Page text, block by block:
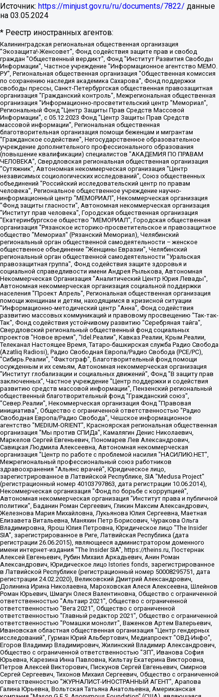
Источник: https://minjust.gov.ru/ru/documents/7822/ данные
на 03.05.2024
* Реестр иностранных агентов:
Калининградская региональная общественная организация "Экозащита!-Женсовет", Фонд содействия защите прав и свобод граждан "Общественный вердикт", Фонд "Институт Развития Свободы Информации", Частное учреждение "Информационное агентство МЕМО. РУ", Региональная общественная организация "Общественная комиссия по сохранению наследия академика Сахарова", Фонд поддержки свободы прессы, Санкт-Петербургская общественная правозащитная организация "Гражданский контроль", Межрегиональная общественная организация "Информационно-просветительский центр "Мемориал", Региональный Фонд "Центр Защиты Прав Средств Массовой Информации", с 05.12.2023 Фонд "Центр Защиты Прав Средств массовой информации", Региональная общественная благотворительная организация помощи беженцам и мигрантам "Гражданское содействие", Негосударственное образовательное учреждение дополнительного профессионального образования (повышение квалификации) специалистов "АКАДЕМИЯ ПО ПРАВАМ ЧЕЛОВЕКА", Свердловская региональная общественная организация "Сутяжник", Автономная некоммерческая организация "Центр независимых социологических исследований", Союз общественных объединений "Российский исследовательский центр по правам человека", Региональное общественное учреждение научно-информационный центр "МЕМОРИАЛ", Некоммерческая организация "Фонд защиты гласности", Автономная некоммерческая организация "Институт прав человека", Городская общественная организация "Екатеринбургское общество "МЕМОРИАЛ", Городская общественная организация "Рязанское историко-просветительское и правозащитное общество "Мемориал" (Рязанский Мемориал), Челябинский региональный орган общественной самодеятельности – женское общественное объединение "Женщины Евразии", Челябинский региональный орган общественной самодеятельности "Уральская правозащитная группа", Фонд содействия защите здоровья и социальной справедливости имени Андрея Рылькова, Автономная Некоммерческая Организация "Аналитический Центр Юрия Левады", Автономная некоммерческая организация социальной поддержки населения "Проект Апрель", Региональная общественная организация помощи женщинам и детям, находящимся в кризисной ситуации "Информационно-методический центр "Анна", Фонд содействия развитию массовых коммуникаций и правовому просвещению "Так-так-Так", Фонд содействия устойчивому развитию "Серебряная тайга", Свердловский региональный общественный фонд социальных проектов "Новое время", "Idel.Реалии", Кавказ.Реалии, Крым.Реалии, Телеканал Настоящее Время, Татаро-башкирская служба Радио Свобода (Azatliq Radiosi), Радио Свободная Европа/Радио Свобода (PCE/PC), "Сибирь.Реалии", "Фактограф", Благотворительный фонд помощи осужденным и их семьям, Автономная некоммерческая организация "Институт глобализации и социальных движений", Фонд "В защиту прав заключенных", Частное учреждение "Центр поддержки и содействия развитию средств массовой информации", Пензенский региональный общественный благотворительный фонд "Гражданский союз", "Север.Реалии", Некоммерческая организация Фонд "Правовая инициатива", Общество с ограниченной ответственностью "Радио Свободная Европа/Радио Свобода", Чешское информационное агентство "MEDIUM-ORIENT", Красноярская региональная общественная организация "Мы против СПИДа", Камалягин Денис Николаевич, Маркелов Сергей Евгеньевич, Пономарев Лев Александрович, Савицкая Людмила Алексеевна, Автономная некоммерческая организация "Центр по работе с проблемой насилия "НАСИЛИЮ.НЕТ", Межрегиональный профессиональный союз работников здравоохранения "Альянс врачей", Юридическое лицо, зарегистрированное в Латвийской Республике, SIA "Medusa Project" (регистрационный номер 40103797863, дата регистрации 10.06.2014), Некоммерческая организация "Фонд по борьбе с коррупцией", Автономная некоммерческая организация "Институт права и публичной политики", Баданин Роман Сергеевич, Гликин Максим Александрович, Железнова Мария Михайловна, Лукьянова Юлия Сергеевна, Маетная Елизавета Витальевна, Маняхин Петр Борисович, Чуракова Ольга Владимировна, Ярош Юлия Петровна, Юридическое лицо "The Insider SIA", зарегистрированное в Риге, Латвийская Республика (дата регистрации 26.06.2015), являющееся администратором доменного имени интернет-издания "The Insider SIA", https://theins.ru, Постернак Алексей Евгеньевич, Рубин Михаил Аркадьевич, Анин Роман Александрович, Юридическое лицо Istories fonds, зарегистрированное в Латвийской Республике (регистрационный номер 50008295751, дата регистрации 24.02.2020), Великовский Дмитрий Александрович, Долинина Ирина Николаевна, Мароховская Алеся Алексеевна, Шлейнов Роман Юрьевич, Шмагун Олеся Валентиновна, Общество с ограниченной ответственностью "Альтаир 2021", Общество с ограниченной ответственностью "Вега 2021", Общество с ограниченной ответственностью "Главный редактор 2021", Общество с ограниченной ответственностью "Ромашки монолит", Важенков Артем Валерьевич, Ивановская областная общественная организация "Центр гендерных исследований", Гурман Юрий Альбертович, Медиапроект "ОВД-Инфо", Егоров Владимир Владимирович, Жилинский Владимир Александрович, Общество с ограниченной ответственностью "ЗП", Иванова София Юрьевна, Карезина Инна Павловна, Кильтау Екатерина Викторовна, Петров Алексей Викторович, Пискунов Сергей Евгеньевич, Смирнов Сергей Сергеевич, Тихонов Михаил Сергеевич, Общество с ограниченной ответственностью "ЖУРНАЛИСТ-ИНОСТРАННЫЙ АГЕНТ", Арапова Галина Юрьевна, Вольтская Татьяна Анатольевна, Американская компания "Mason G.E.S. Anonymous Foundation" (США), являющаяся владельцем интернет-издания https://mnews.world/, Компания "Stichting Bellingcat", зарегистрированная в Нидерландах (дата регистрации 11.07.2018), Захаров Андрей Вячеславович, Клепиковская Екатерина Дмитриевна, Общество с ограниченной ответственностью "МЕМО", Перл Роман Александрович, Симонов Евгений Алексеевич, Соловьева Елена Анатольевна, Сотников Даниил Владимирович, Сурначева Елизавета Дмитриевна, Автономная некоммерческая организация по защите прав человека и информированию населения "Якутия – Наше Мнение", Общество с ограниченной ответственностью "Москоу диджитал медиа", с 26.01.2023 Общество с ограниченной ответственностью "Чайка Белые сады", Ветошкина Валерия Валерьевна, Заговора Максим Александрович, Межрегиональное общественное движение "Российская ЛГБТ - сеть", Оленичев Максим Владимирович, Павлов Иван Юрьевич, Скворцова Елена Сергеевна, Общество с ограниченной ответственностью "Как бы инагент", Кочетков Игорь Викторович, Общество с ограниченной ответственностью "Честные выборы", Еланчик Олег Александрович, Общество с ограниченной ответственностью "Нобелевский призыв", Гималова Регина Эмилевна, Григорьев Андрей Валерьевич, Григорьева Алина Александровна, Ассоциация по содействию защите прав призывников, альтернативнослужащих и военнослужащих "Правозащитная группа "Гражданин.Армия.Право", Хисамова Регина Фаритовна, Автономная некоммерческая организация по реализации социально-правовых программ "Лилит", Дальневосточное общественное движение "Маяк", Санкт-Петербургская ЛГБТ-инициативная группа "Выход", Инициативная группа ЛГБТ+ "Реверс", Алексеев Андрей Викторович, Бекбулатова Таисия Львовна, Беляев Иван Михайлович, Владыкина Елена Сергеевна, Гельман Марат Александрович, Никульшина Вероника Юрьевна, Толоконникова Надежда Андреевна, Шендерович Виктор Анатольевич, Общество с ограниченной ответственностью "Данное сообщение", Общество с ограниченной ответственностью Издательский дом "Новая глава", Айнбиндер Александра Александровна, Московский комьюнити-центр для ЛГБТ+инициатив, Благотворительный фонд развития филантропии, Deutsche Welle (Германия, Kurt-Schumacher-Strasse 3, 53113 Bonn), Борзунова Мария Михайловна, Воробьев Виктор Викторович, Голубева Анна Львовна, Константинова Алла Михайловна, Малкова Ирина Владимировна, Мурадов Мурад Абдулгалимович, Осетинская Елизавета Николаевна, Понасенков Евгений Николаевич, Ганапольский Матвей Юрьевич, Киселев Евгений Алексеевич, Борухович Ирина Григорьевна, Дремин Иван Тимофеевич, Дубровский Дмитрий Викторович, Красноярская региональная общественная организация поддержки и развития альтернативных образовательных технологий и межкультурных коммуникаций "ИНТЕРРА", Маяковская Екатерина Алексеевна, Фейгин Марк Захарович, Филимонов Андрей Викторович, Дзугкоева Регина Николаевна, Доброхотов Роман Александрович, Дудь Юрий Александрович, Елкин Сергей Владимирович, Кругликов Кирилл Игоревич, Сабунаева Мария Леонидовна, Семенов Алексей Владимирович, Шаинян Карен Багратович, Шульман Екатерина Михайловна, Асафьев Артур Валерьевич, Вахштайн Виктор Семенович, Венедиктов Алексей Алексеевич, Лушникова Екатерина Евгеньевна, Волков Леонид Михайлович, Невзоров Александр Глебович, Пархоменко Сергей Борисович, Сироткин Ярослав Николаевич, Кара-Мурза Владимир Владимирович, Баранова Наталья Владимировна, Гозман Леонид Яковлевич, Кагарлицкий Борис Юльевич, Климарев Михаил Валерьевич, Милов Владимир Станиславович, Автономная некоммерческая организация Краснодарский центр современного искусства "Типография", Моргенштерн Алишер Тагирович, Соболь Любовь Эдуардовна, Общество с ограниченной ответственностью "ЛИЗА НОРМ", Каспаров Гарри Кимович, Ходорковский Михаил Борисович, Общество с ограниченной ответственностью "Апрельские тезисы", Данилович Ирина Брониславовна, Кашин Олег Владимирович, Петров Николай Владимирович, Пивоваров Алексей Владимирович, Соколов Михаил Владимирович, Цветкова Юлия Владимировна, Чичваркин Евгений Александрович, Комитет против пыток/Команда против пыток, Общество с ограниченной ответственностью "Первый научный", Общество с ограниченной ответственностью "Вертолет и ко", Белоцерковская Вероника Борисовна, Кац Максим Евгеньевич, Лазарева Татьяна Юрьевна, Шаведдинов Руслан Табризович, Яшин Илья Валерьевич, Общество с ограниченной ответственностью "Иноагент ААВ", Алешковский Дмитрий Петрович, Альбац Евгения Марковна, Быков Дмитрий Львович, Галямина Юлия Евгеньевна, Лойко Сергей Леонидович, Мартынов Кирилл Константинович, Медведев Сергей Александрович, Крашенинников Федор Геннадиевич, Гордеева Катерина Вл